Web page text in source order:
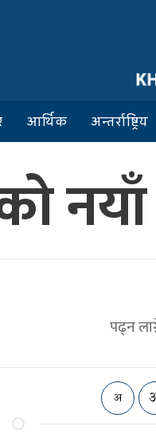
आर्थिक अन्तर्राष्ट्रिय
पढ्न